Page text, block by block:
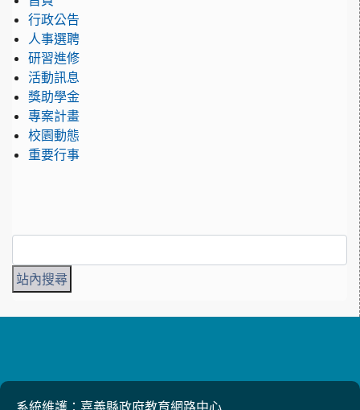
行政公告
人事選聘
研習進修
活動訊息
獎助學金
專案計畫
校園動態
重要行事
系統維護：嘉義縣政府教育網路中心